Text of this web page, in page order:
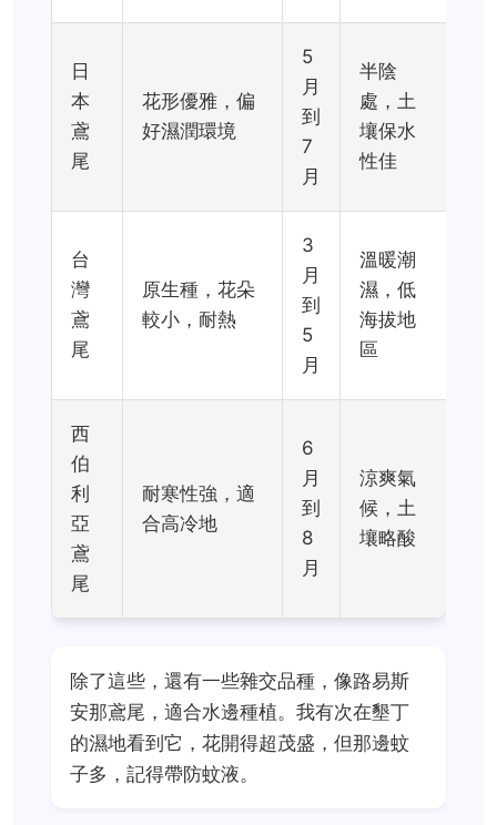
日
本
鳶
尾
花形優雅，偏
好濕潤環境
5
月
到
7
月
半陰
處，土
壤保水
性佳
台
灣
鳶
尾
原生種，花朵
較小，耐熱
3
月
到
5
月
溫暖潮
濕，低
海拔地
區
西
伯
利
亞
鳶
尾
耐寒性強，適
合高冷地
6
月
到
8
月
涼爽氣
候，土
壤略酸
除了這些，還有一些雜交品種，像路易斯
安那鳶尾，適合水邊種植。我有次在墾丁
的濕地看到它，花開得超茂盛，但那邊蚊
子多，記得帶防蚊液。